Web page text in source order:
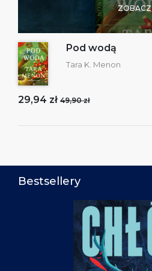
ZOBACZ
Pod wodą
Tara K. Menon
29,94 zł 49,90 zł
Bestsellery